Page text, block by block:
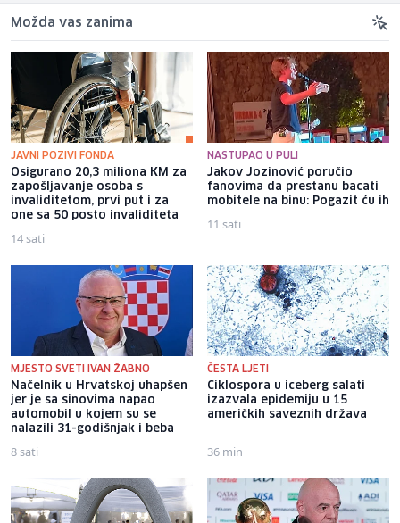
Možda vas zanima
JAVNI POZIVI FONDA
Osigurano 20,3 miliona KM za
zapošljavanje osoba s
invaliditetom, prvi put i za
one sa 50 posto invaliditeta
14 sati
NASTUPAO U PULI
Jakov Jozinović poručio
fanovima da prestanu bacati
mobitele na binu: Pogazit ću ih
11 sati
MJESTO SVETI IVAN ŽABNO
Načelnik u Hrvatskoj uhapšen
jer je sa sinovima napao
automobil u kojem su se
nalazili 31-godišnjak i beba
8 sati
ČESTA LJETI
Ciklospora u iceberg salati
izazvala epidemiju u 15
američkih saveznih država
36 min